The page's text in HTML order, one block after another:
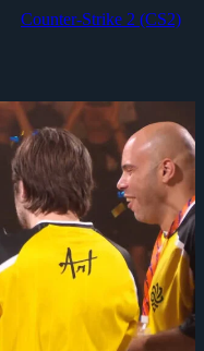
Counter-Strike 2 (CS2)